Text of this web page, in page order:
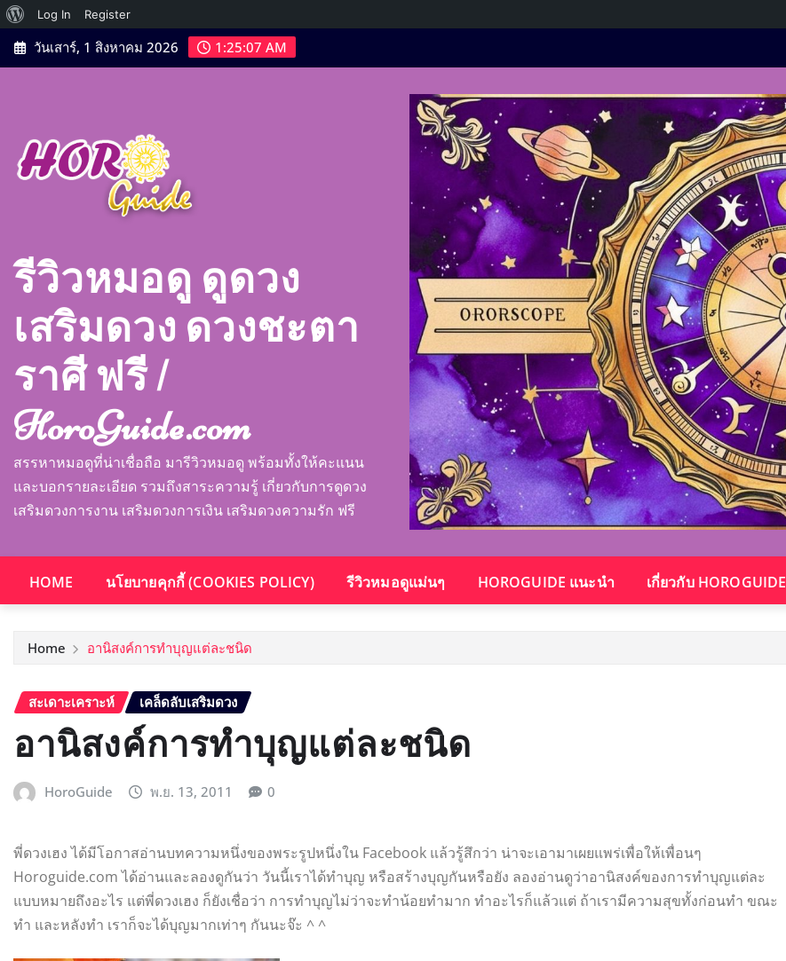
เกี่ยว
กับ
เวิร์ด
Log In
Register
Skip
to
วันเสาร์, 1 สิงหาคม 2026 1:25:08 AM
รีวิวหมอดู ดูดวง
เสริมดวง ดวงชะตา
ราศี ฟรี |
HoroGuide.com
สรรหาหมอดูที่น่าเชื่อถือ มารีวิวหมอดู พร้อมทั้งให้คะแนน
และบอกรายละเอียด รวมถึงสาระความรู้ เกี่ยวกับการดูดวง
เสริมดวงการงาน เสริมดวงการเงิน เสริมดวงความรัก ฟรี
HOME นโยบายคุกกี้ (COOKIES POLICY) รีวิวหมอดูแม่นๆ HOROGUIDE แนะนำ เกี่ยวกับ HOROGUIDE
Home อานิสงค์การทําบุญแต่ละชนิด
สะเดาะเคราะห์ เคล็ดลับเสริมดวง
อานิสงค์การทําบุญแต่ละชนิด
HoroGuide พ.ย. 13, 2011 0
พี่ดวงเฮง ได้มีโอกาสอ่านบทความหนึ่งของพระรูปหนึ่งใน Facebook แล้วรู้สึกว่า น่าจะเอามาเผยแพร่เพื่อให้เพื่อนๆ
Horoguide.com ได้อ่านและลองดูกันว่า วันนี้เราได้ทำบุญ หรือสร้างบุญกันหรือยัง ลองอ่านดูว่าอานิสงค์ของการทำบุญแต่ละ
แบบหมายถึงอะไร แต่พี่ดวงเฮง ก็ยังเชื่อว่า การทำบุญไม่ว่าจะทำน้อยทำมาก ทำอะไรก็แล้วแต่ ถ้าเรามีความสุขทั้งก่อนทำ ขณะ
ทำ และหลังทำ เราก็จะได้บุญมากเท่าๆ กันนะจ๊ะ ^ ^